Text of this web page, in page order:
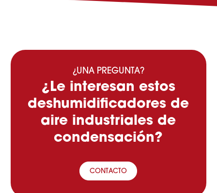
¿UNA PREGUNTA?
¿Le interesan estos
deshumidificadores de
aire industriales de
condensación?
CONTACTO